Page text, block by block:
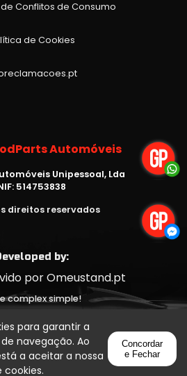
para garantir a
navegação. Ao
a aceitar a nossa
cookies.
Concordar
e Fechar
Conflitos de Consumo
de Cookies
Automóveis
Unipessoal, Lda
514753838
direitos reservados
by:
complex simple!